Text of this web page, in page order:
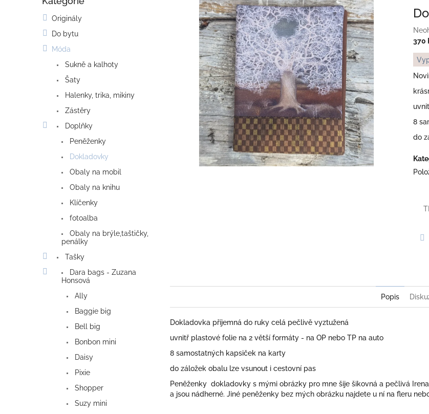
Originály
Do bytu
Móda
Sukně a kalhoty
Šaty
Halenky, trika, mikiny
Zástěry
Doplňky
Peněženky
Dokladovky
Obaly na mobil
Obaly na knihu
Klíčenky
fotoalba
Obaly na brýle,taštičky,
penálky
Tašky
Dara bags - Zuzana
Honsová
Ally
Baggie big
Bell big
Bonbon mini
Daisy
Pixie
Shopper
Suzy mini
je
0,0
z
5
370
8
do
Popis
Dokladovka příjemná do ruky celá pečlivě vyztužená
uvnitř plastové folie na 2 větší formáty - na OP nebo TP na auto
8 samostatných kapsiček na karty
do záložek obalu lze vsunout i cestovní pas
Peněženky dokladovky s mými obrázky pro mne šije šikovná a pečlivá
a jsou nádherné. Jiné peněženky bez mých obrázku najdete u ní na fleru